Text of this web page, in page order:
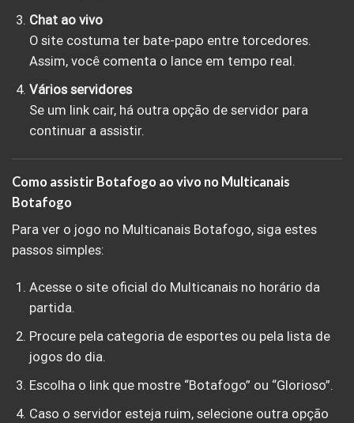
Chat ao vivo
O site costuma ter bate-papo entre torcedores.
Assim, você comenta o lance em tempo real.
Vários servidores
Se um link cair, há outra opção de servidor para
continuar a assistir.
Como assistir Botafogo ao vivo no Multicanais
Botafogo
Para ver o jogo no Multicanais Botafogo, siga estes
passos simples:
Acesse o site oficial do Multicanais no horário da
partida.
Procure pela categoria de esportes ou pela lista de
jogos do dia.
Escolha o link que mostre “Botafogo” ou “Glorioso”.
Caso o servidor esteja ruim, selecione outra opção